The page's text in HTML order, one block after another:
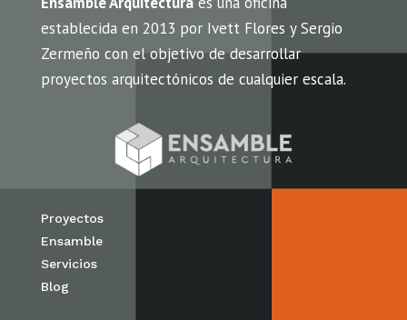
establecida en 2013 por Ivett Flores y Sergio
Zermeño con el objetivo de desarrollar
proyectos arquitectónicos de cualquier escala.
Proyectos
Ensamble
Servicios
Blog